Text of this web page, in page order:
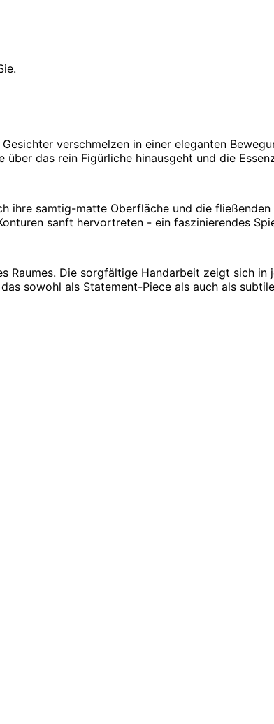
verschmelzen in einer eleganten
das rein Figürliche hinausgeht und die
samtig-matte Oberfläche und die
sanft hervortreten - ein faszinierendes
Die sorgfältige Handarbeit zeigt sich
sowohl als Statement-Piece als auch als